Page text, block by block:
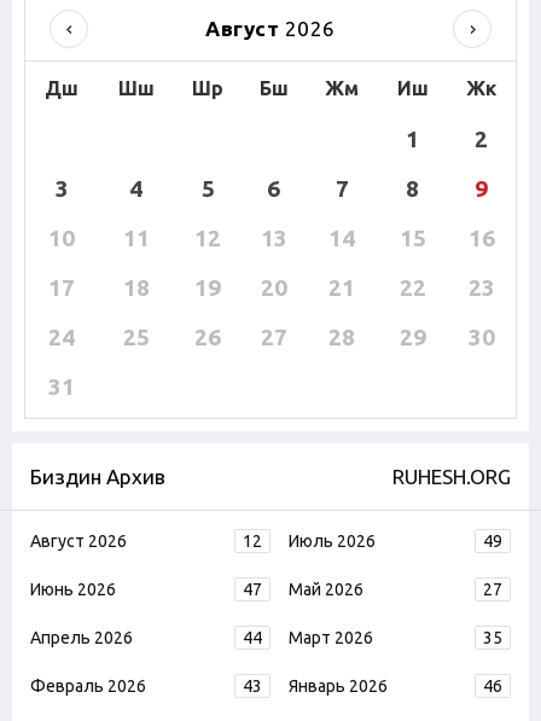
Август 2026
Дш Шш Шр Бш Жм Иш Жк
1
2
3
4 5 6 7 8
9
10
11 12 13 14 15
16
17
18 19 20 21 22
23
24
25 26 27 28 29
30
31
Биздин Архив RUHESH.ORG
Август 2026 12 Июль 2026 49
Июнь 2026 47 Май 2026 27
Апрель 2026 44 Март 2026 35
Февраль 2026 43 Январь 2026 46